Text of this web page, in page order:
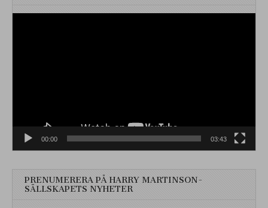
00:00 03:43
PRENUMERERA PÅ HARRY MARTINSON-
SÄLLSKAPETS NYHETER